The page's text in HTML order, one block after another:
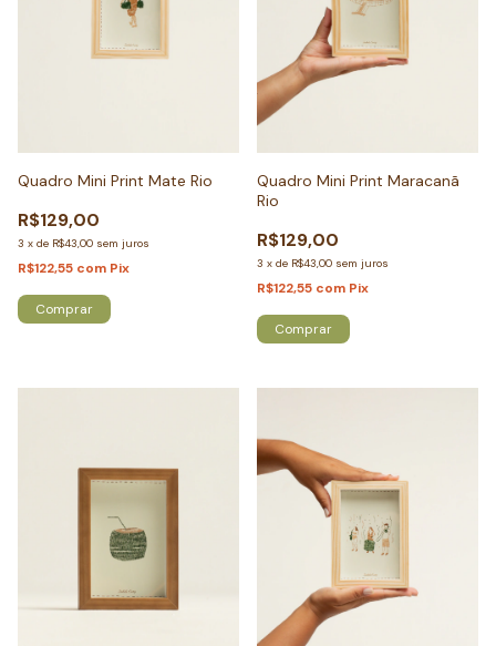
Quadro Mini Print Mate Rio
R$129,00
3 x de R$43,00 sem juros
R$122,55 com Pix
Comprar
Quadro Mini Print Maracanã
Rio
R$129,00
3 x de R$43,00 sem juros
R$122,55 com Pix
Comprar